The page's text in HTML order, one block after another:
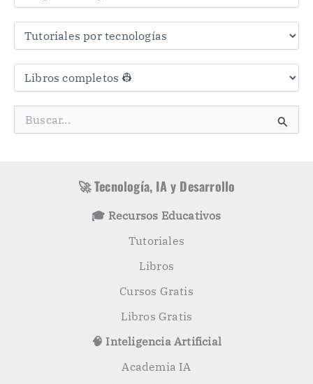
a
a
🚀 Tecnología, IA y Desarrollo
🎓 Recursos Educativos
Tutoriales
Libros
Cursos Gratis
Libros Gratis
🧠 Inteligencia Artificial
Academia IA